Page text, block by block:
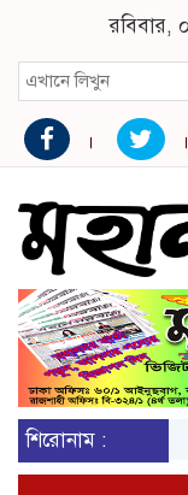
রবিবার,
শিরোনাম :